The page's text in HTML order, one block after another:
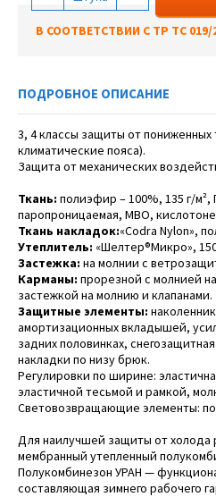
В СООТВЕТСТВИИ С ТР ТС 019/
ПОДРОБНОЕ ОПИСАНИЕ
3, 4 классы защиты от
климатические пояса).
Защита от механических
Ткань: полиэфир – 100%, 135 г/м²,
паропроницаемая, МВО,
Ткань накладок:«Codra Nylon»,
Утеплитель: «Шелтер®Микро»,
Застежка: на молнии с
Карманы: прорезной с молнией
застежкой на молнию и клапанами.
Защитные элементы:
амортизационных вкладышей,
задних половинках,
накладки по низу брюк.
Регулировки по ширине:
эластичной тесьмой и рамкой,
Световозвращающие элементы: по
Для наилучшей защиты от холода
мембранный утепленный
Полукомбинезон УРАН —
составляющая зимнего рабочего